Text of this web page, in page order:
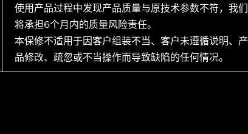
使用产品过程中发现产品质量与原技术参数不符，我们
将承担6个月内的质量风险责任。
本保修不适用于因客户组装不当、客户未遵循说明、产
品修改、疏忽或不当操作而导致缺陷的任何情况。